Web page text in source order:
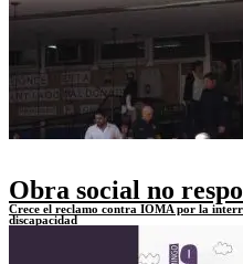
Obra social no
Crece el reclamo contra IOMA por la
discapacidad